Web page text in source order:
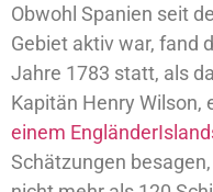
Obwohl Spanien seit
Gebiet aktiv war, fand
Jahre 1783 statt, als
Kapitän Henry Wilson,
einem
Schätzungen